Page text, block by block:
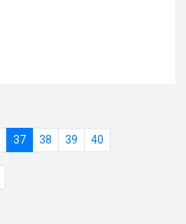
37 38 39 40